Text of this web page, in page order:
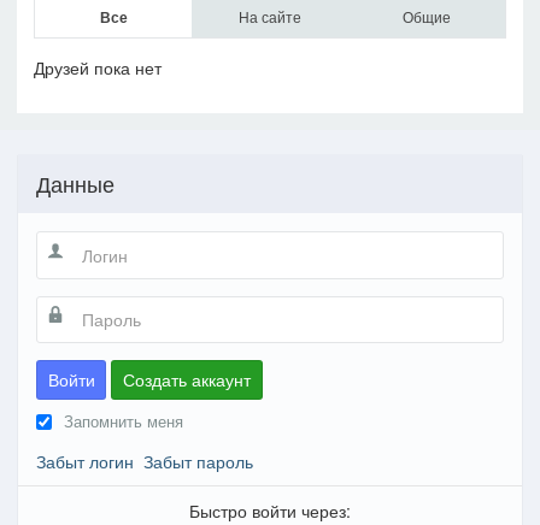
Все На сайте Общие
Друзей пока нет
Данные
Войти Создать аккаунт
Запомнить меня
Забыт логин Забыт пароль
Быстро войти через: